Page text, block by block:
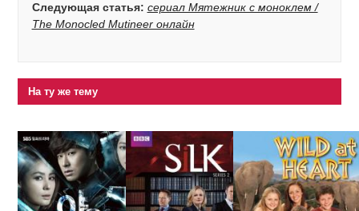
Следующая статья: сериал Мятежник с моноклем /
The Monocled Mutineer онлайн
На ту же тему